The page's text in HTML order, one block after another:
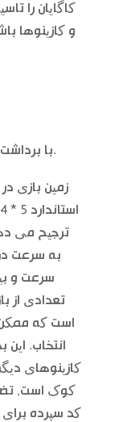
کاگایان را
و کازینوها
با برداشت بسیار منحصر به فرد در موضوع, اتریش.
زمین بازی
ترجیح می
به سرعت
سرعت و
تعدادی از
است که ممکن
انتخاب. این
کازینوهای
کوک است,
کد سپرده برای